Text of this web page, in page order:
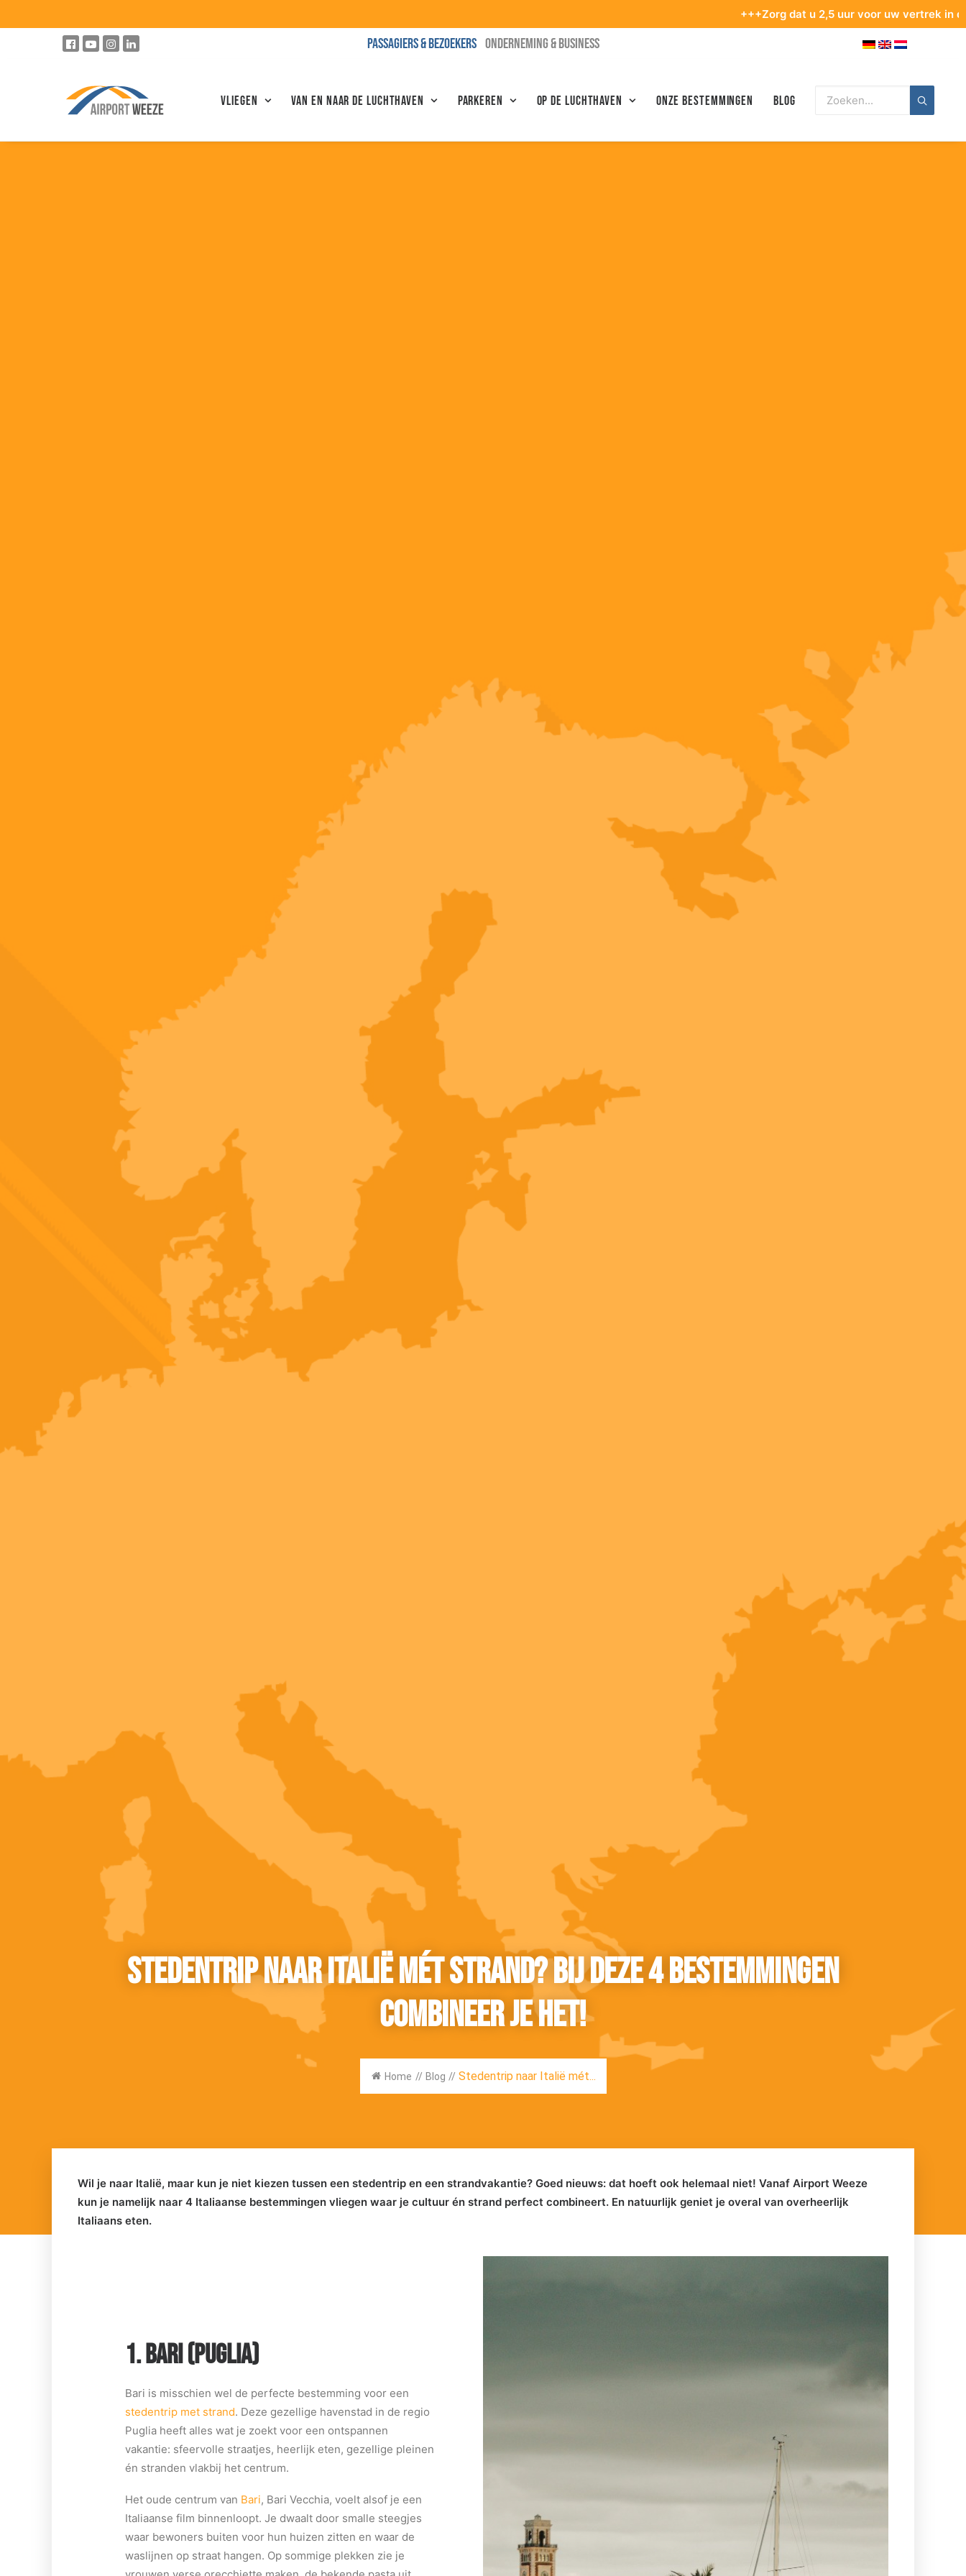
+++Zorg dat u 2,5 uur voor uw vertrek in de
PASSAGIERS & BEZOEKERS ONDERNEMING & BUSINESS
Vliegen VAN EN NAAR DE LUCHTHAVEN Parkeren Op de luchthaven Onze bestemmingen Blog
Stedentrip naar Italië mét strand? Bij deze 4 bestemmingen
combineer je het!
Home // Blog // Stedentrip naar Italië mét...
Wil je naar Italië, maar kun je niet kiezen tussen een stedentrip en een strandvakantie? Goed nieuws: dat hoeft ook helemaal niet! Vanaf Airport Weeze
kun je namelijk naar 4 Italiaanse bestemmingen vliegen waar je cultuur én strand perfect combineert. En natuurlijk geniet je overal van overheerlijk
Italiaans eten.
1. BARI (PUGLIA)
Bari is misschien wel de perfecte bestemming voor een
stedentrip met strand. Deze gezellige havenstad in de regio
Puglia heeft alles wat je zoekt voor een ontspannen
vakantie: sfeervolle straatjes, heerlijk eten, gezellige pleinen
én stranden vlakbij het centrum.
Het oude centrum van Bari, Bari Vecchia, voelt alsof je een
Italiaanse film binnenloopt. Je dwaalt door smalle steegjes
waar bewoners buiten voor hun huizen zitten en waar de
waslijnen op straat hangen. Op sommige plekken zie je